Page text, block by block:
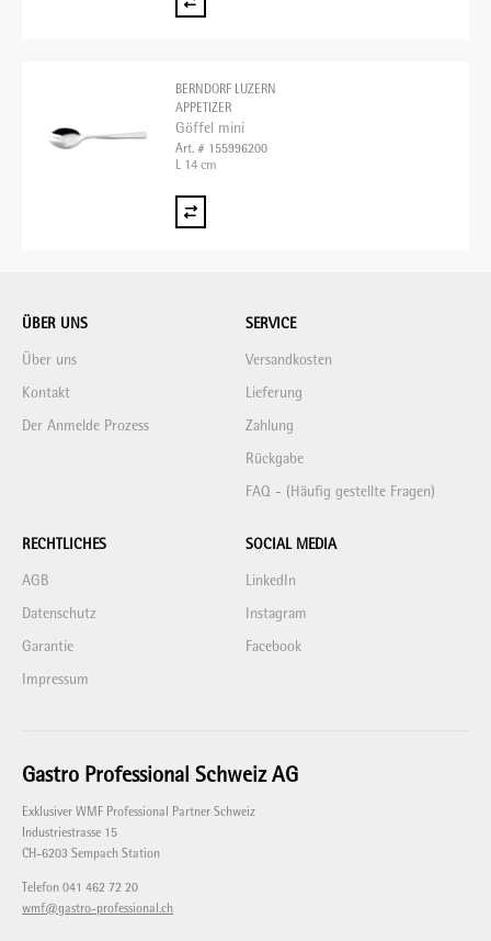
BERNDORF LUZERN
APPETIZER
Göffel mini
Art. # 155996200
L 14 cm
ÜBER UNS
Über uns
Kontakt
Der Anmelde Prozess
SERVICE
Versandkosten
Lieferung
Zahlung
Rückgabe
FAQ - (Häufig gestellte Fragen)
RECHTLICHES
AGB
Datenschutz
Garantie
Impressum
SOCIAL MEDIA
LinkedIn
Instagram
Facebook
Gastro Professional Schweiz AG
Exklusiver WMF Professional Partner Schweiz
Industriestrasse 15
CH-6203 Sempach Station
Telefon 041 462 72 20
wmf@gastro-professional.ch